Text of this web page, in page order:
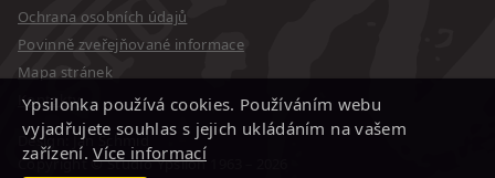
Ochrana osobních údajů
Povinně zveřejňované informace
Mapa stránek
Kontakty
Design: Jan Schmid
Copyright © Studio Ypsilon
Ypsilonka používá cookies. Používáním webu
vyjadřujete souhlas s jejich ukládáním na vašem
zařízení.Více informací